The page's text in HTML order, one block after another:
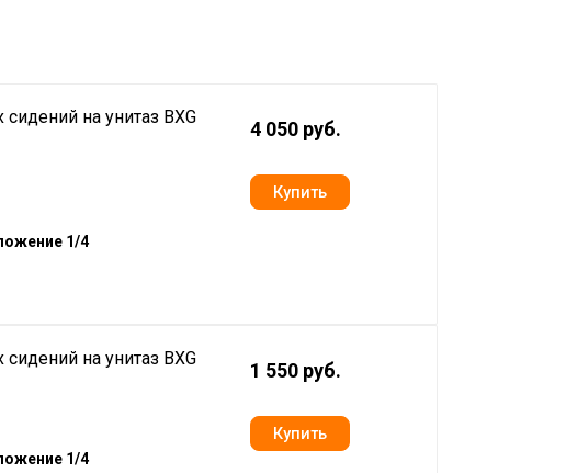
на унитаз BXG
1/4
4 050 руб.
на унитаз BXG
1/4
1 550 руб.